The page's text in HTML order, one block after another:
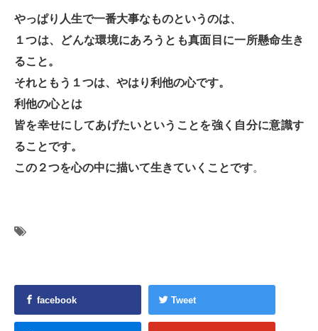
やっぱり人生で一番大事なものというのは、
１つは、どんな環境にあろうとも真面目に一所懸命生き
ること。
それともう１つは、やはり利他の心です。
利他の心とは
皆を幸せにしてあげたいということを強く自分に意識す
ることです。
この２つを心の中に描いて生きていくことです。
facebook Tweet